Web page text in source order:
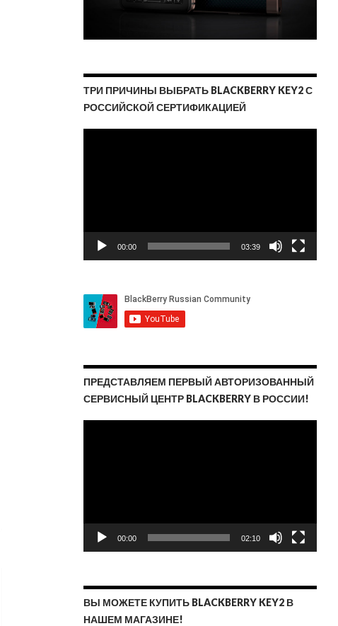
ТРИ ПРИЧИНЫ ВЫБРАТЬ BLACKBERRY KEY2 С
РОССИЙСКОЙ СЕРТИФИКАЦИЕЙ
00:00 03:39
ПРЕДСТАВЛЯЕМ ПЕРВЫЙ АВТОРИЗОВАННЫЙ
СЕРВИСНЫЙ ЦЕНТР BLACKBERRY В РОССИИ!
00:00 02:10
ВЫ МОЖЕТЕ КУПИТЬ BLACKBERRY KEY2 В
НАШЕМ МАГАЗИНЕ!